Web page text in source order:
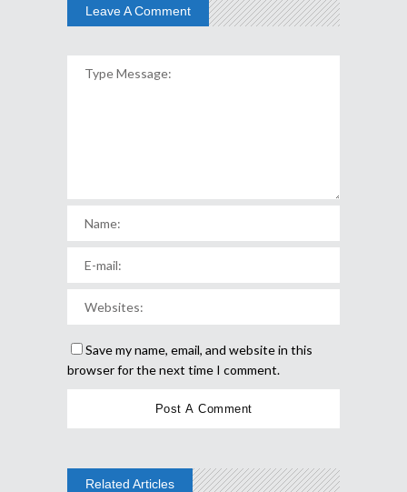
Leave A Comment
Save my name, email, and website in this
browser for the next time I comment.
Related Articles